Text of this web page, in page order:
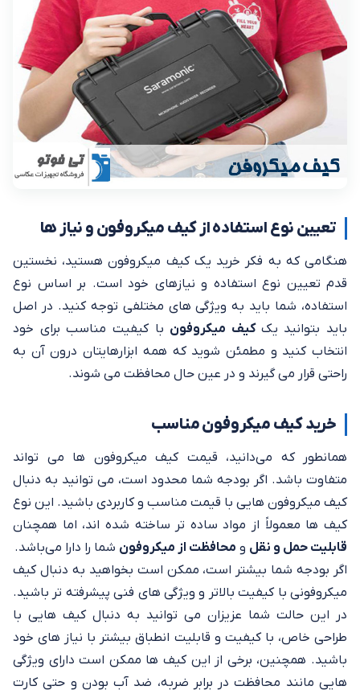
تعیین نوع استفاده از کیف میکروفون و نیاز ها
هنگامی که به فکر خرید یک کیف میکروفون هستید، نخستین
قدم تعیین نوع استفاده و نیازهای خود است. بر اساس نوع
استفاده، شما باید به ویژگی های مختلفی توجه کنید. در اصل
باید بتوانید یک کیف میکروفون با کیفیت مناسب برای خود
انتخاب کنید و مطمئن شوید که همه ابزارهایتان درون آن به
راحتی قرار می گیرند و در عین حال محافظت می شوند.
خرید کیف میکروفون مناسب
همانطور که می‌دانید، قیمت کیف میکروفون ها می‌ تواند
متفاوت باشد. اگر بودجه شما محدود است، می‌ توانید به دنبال
کیف میکروفون‌ هایی با قیمت مناسب و کاربردی باشید. این نوع
کیف ها معمولاً از مواد ساده‌ تر ساخته شده اند، اما همچنان
قابلیت حمل و نقل و محافظت از میکروفون شما را دارا می‌باشد.
اگر بودجه شما بیشتر است، ممکن است بخواهید به دنبال کیف
میکروفونی با کیفیت بالاتر و ویژگی‌ های فنی پیشرفته‌ تر باشید.
در این حالت شما عزیزان می‌ توانید به دنبال کیف‌ هایی با
طراحی خاص، با کیفیت و قابلیت انطباق بیشتر با نیاز های خود
باشید. همچنین، برخی از این کیف‌ ها ممکن است دارای ویژگی‌
هایی مانند محافظت در برابر ضربه، ضد آب بودن و حتی کارت